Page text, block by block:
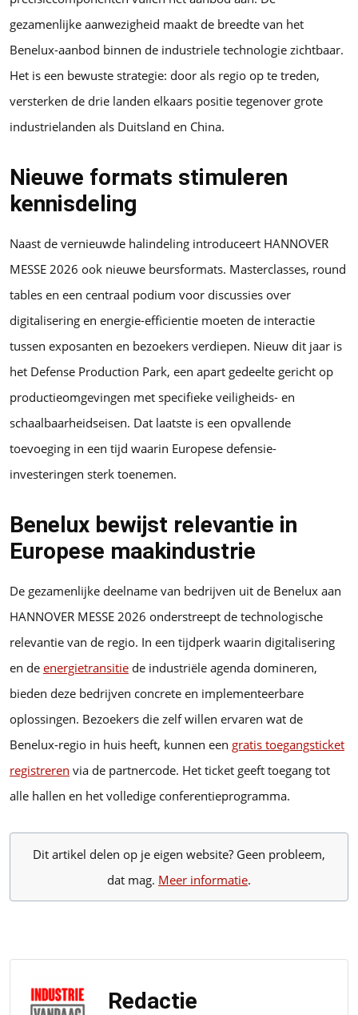
gezamenlijke aanwezigheid maakt de breedte van het
Benelux-aanbod binnen de industriele technologie zichtbaar.
Het is een bewuste strategie: door als regio op te treden,
versterken de drie landen elkaars positie tegenover grote
industrielanden als Duitsland en China.
Nieuwe formats stimuleren
kennisdeling
Naast de vernieuwde halindeling introduceert HANNOVER
MESSE 2026 ook nieuwe beursformats. Masterclasses, round
tables en een centraal podium voor discussies over
digitalisering en energie-efficientie moeten de interactie
tussen exposanten en bezoekers verdiepen. Nieuw dit jaar is
het Defense Production Park, een apart gedeelte gericht op
productieomgevingen met specifieke veiligheids- en
schaalbaarheidseisen. Dat laatste is een opvallende
toevoeging in een tijd waarin Europese defensie-
investeringen sterk toenemen.
Benelux bewijst relevantie in
Europese maakindustrie
De gezamenlijke deelname van bedrijven uit de Benelux aan
HANNOVER MESSE 2026 onderstreept de technologische
relevantie van de regio. In een tijdperk waarin digitalisering
en de energietransitie de industriële agenda domineren,
bieden deze bedrijven concrete en implementeerbare
oplossingen. Bezoekers die zelf willen ervaren wat de
Benelux-regio in huis heeft, kunnen een gratis toegangsticket
registreren via de partnercode. Het ticket geeft toegang tot
alle hallen en het volledige conferentieprogramma.
Dit artikel delen op je eigen website? Geen probleem,
dat mag. Meer informatie.
Redactie